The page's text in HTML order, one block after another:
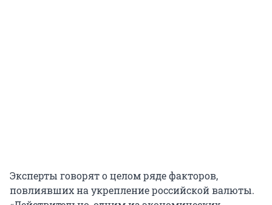
Эксперты говорят о целом ряде факторов,
повлиявших на укрепление российской валюты.